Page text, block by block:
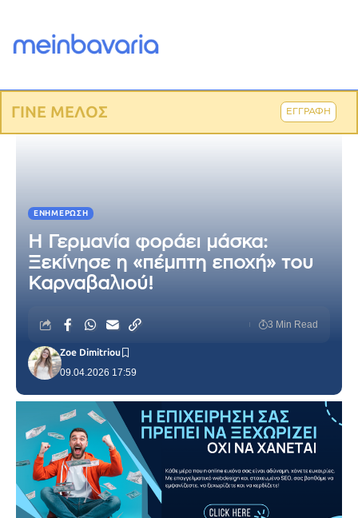
ΓΙΝΕ ΜΕΛΟΣ ΕΓΓΡΑΦΗ
ΕΝΗΜΈΡΩΣΗ
Η Γερμανία φοράει μάσκα:
Ξεκίνησε η «πέμπτη εποχή» του
Καρναβαλιού!
09.04.2026 17:59
Zoe Dimitriou
3 Min Read